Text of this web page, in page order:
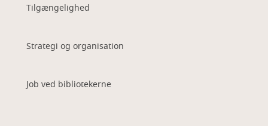
Tilgængelighed
Strategi og organisation
Job ved bibliotekerne